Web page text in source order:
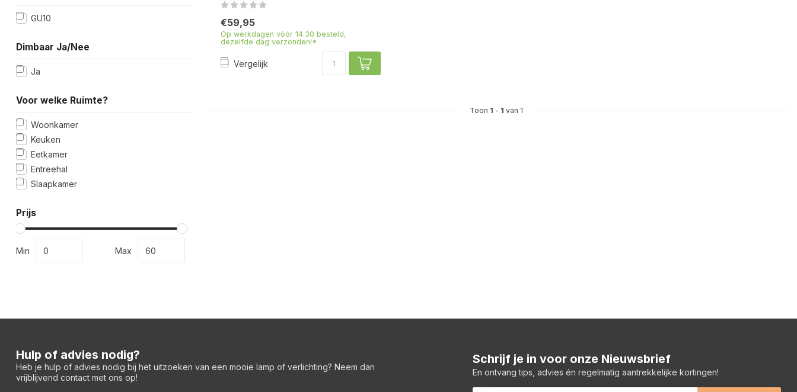
GU10
Dimbaar Ja/Nee
Ja
Voor welke Ruimte?
Woonkamer
Keuken
Eetkamer
Entreehal
Slaapkamer
Prijs
Min Max
€59,95
Op werkdagen vóór 14.30 besteld,
dezelfde dag verzonden!*
Vergelijk
Toon 1 - 1 van 1
Hulp of advies nodig?
Heb je hulp of advies nodig bij het uitzoeken van een mooie lamp of verlichting? Neem dan
vrijblijvend contact met ons op!
Schrijf je in voor onze Nieuwsbrief
En ontvang tips, advies én regelmatig aantrekkelijke kortingen!